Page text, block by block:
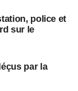
police et
sur le
par la